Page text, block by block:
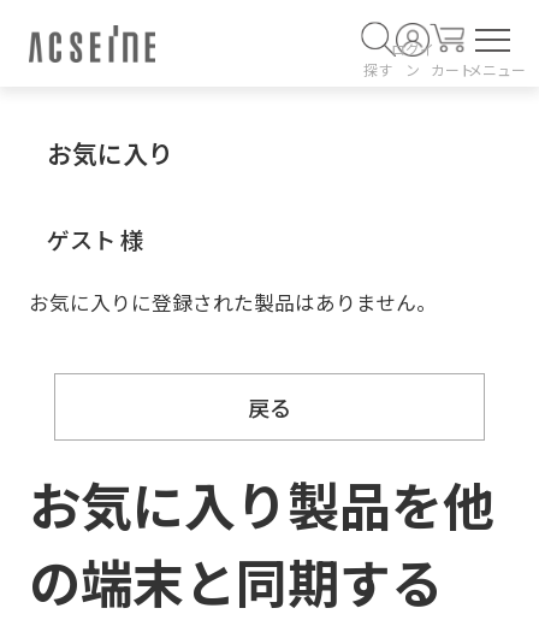
探す
ログイ
ン
カートメニュー
お気に入り
ゲスト 様
お気に入りに登録された製品はありません。
戻る
お気に入り製品を他
の端末と同期する